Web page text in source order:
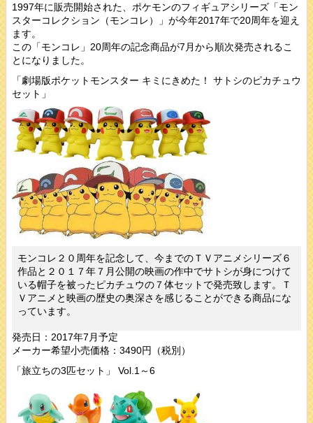
1997年に販売開始された、ポケモンのフィギュアシリーズ「モン
スターコレクション（モンコレ）」が今年2017年で20周年を迎え
ます。
この「モンコレ」20周年の記念商品が7月から順次発売されるこ
とになりました。
「劇場版ポケットモンスター キミにきめた！ サトシのピカチュウ
セット」
モンコレ２０周年を記念して、今までのＴＶアニメシリーズ６
作品と２０１７年７月公開の映画の作中でサトシが身につけて
いる帽子を被ったピカチュウの７体セットで発売致します。Ｔ
Ｖアニメと映画の歴史の奥深さを感じることができる商品にな
っています。
発売日：2017年7月予定
メーカー希望小売価格：3490円（税別）
「旅立ちの3匹セット」 Vol.1～6